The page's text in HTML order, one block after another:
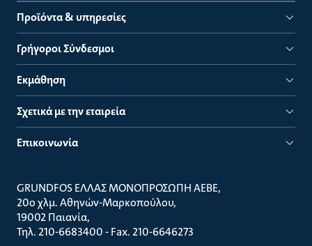
Προϊόντα & υπηρεσίες
Γρήγοροι Σύνδεσμοι
Εκμάθηση
Σχετικά με την εταιρεία
Επικοινωνία
GRUNDFOS ΕΛΛΑΣ ΜΟΝΟΠΡΟΣΩΠΗ ΑΕΒΕ
20ο χλμ. Αθηνών-Μαρκοπούλου
19002 Παιανία
Τηλ. 210-6683400 - Fax. 210-6646273